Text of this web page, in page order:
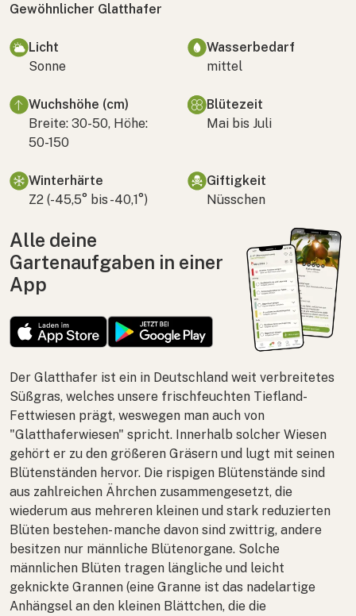
Gewöhnlicher Glatthafer
Licht
Sonne
Wasserbedarf
mittel
Wuchshöhe (cm)
Breite: 30-50, Höhe:
50-150
Blütezeit
Mai bis Juli
Winterhärte
Z2 (-45,5° bis -40,1°)
Giftigkeit
Nüsschen
Alle deine
Gartenaufgaben in einer
App
Der Glatthafer ist ein in Deutschland weit verbreitetes
Süßgras, welches unsere frischfeuchten Tiefland-
Fettwiesen prägt, weswegen man auch von
"Glatthaferwiesen" spricht. Innerhalb solcher Wiesen
gehört er zu den größeren Gräsern und lugt mit seinen
Blütenständen hervor. Die rispigen Blütenstände sind
aus zahlreichen Ährchen zusammengesetzt, die
wiederum aus mehreren kleinen und stark reduzierten
Blüten bestehen- manche davon sind zwittrig, andere
besitzen nur männliche Blütenorgane. Solche
männlichen Blüten tragen längliche und leicht
geknickte Grannen (eine Granne ist das nadelartige
Anhängsel an den kleinen Blättchen, die die